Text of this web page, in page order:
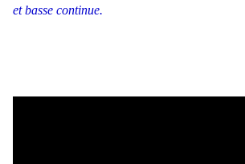
et basse continue.